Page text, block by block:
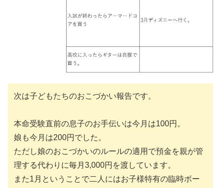
次は子どもたちのおこづかい報告です。
本命受験直前の息子のお手伝いは今月は100円。
娘も今月は200円でした。
ただし娘のおこづかいのルールの適用で預金を親が管
理する代わりに毎月3,000円を渡しています。
また1月ということで二人にはお子様特有の臨時ボー